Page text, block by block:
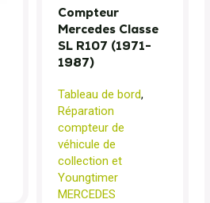
Compteur
Mercedes Classe
SL R107 (1971-
1987)
Tableau de bord,
Réparation
compteur de
véhicule de
collection et
Youngtimer
MERCEDES